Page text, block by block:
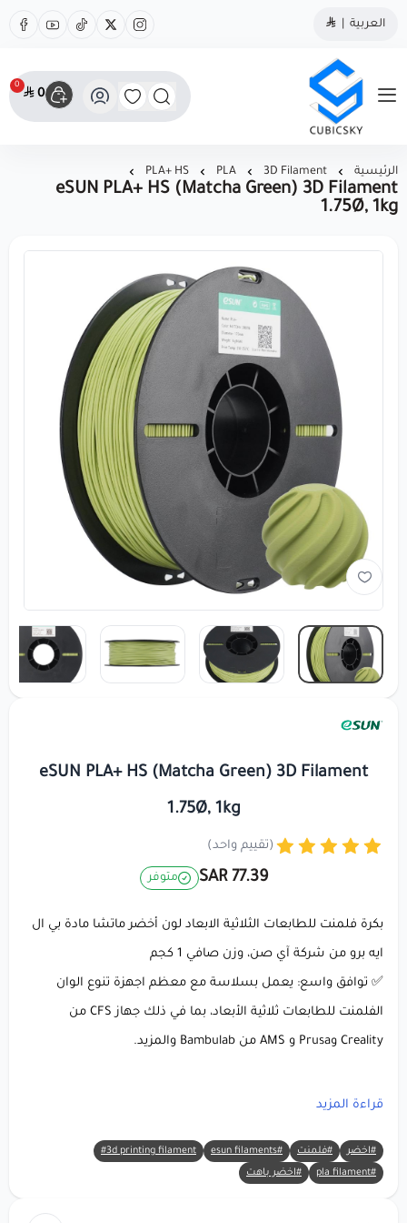
العربية
مؤسسة كيوبك سكاي
0
0
الرئيسية 3D Filament
PLA
PLA+ HS
eSUN PLA+ HS (Matcha Green) 3D Filament
1.75Ø, 1kg
eSUN PLA+ HS (Matcha Green) 3D Filament
1.75Ø, 1kg
(تقييم واحد)
77.39 SAR متوفر
بكرة فلمنت للطابعات الثلاثية الابعاد لون أخضر ماتشا مادة بي ال
ايه برو من شركة آي صن، وزن صافي 1 كجم
✅ توافق واسع: يعمل بسلاسة مع معظم اجهزة تنوع الوان
الفلمنت للطابعات ثلاثية الأبعاد، بما في ذلك جهاز CFS من
Creality وPrusa و AMS من Bambulab والمزيد.
🔸 العلامة التجارية:eSUN
قراءة المزيد
#اخضر #فلمنت #esun filaments
#3d printing filament
#pla filament
#اخضر باهت